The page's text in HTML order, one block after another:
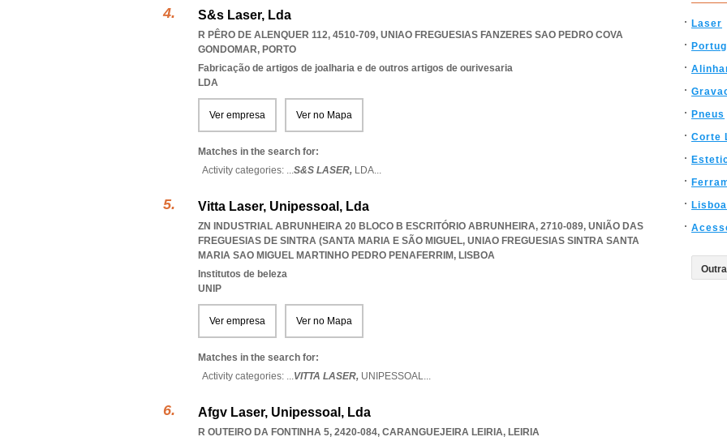
S&s Laser, Lda
R PÊRO DE ALENQUER 112, 4510-709, UNIAO FREGUESIAS FANZERES SAO PEDRO COVA
GONDOMAR, PORTO
Fabricação de artigos de joalharia e de outros artigos de ourivesaria
LDA
Ver empresa Ver no Mapa
Matches in the search for:
Activity categories: ...S&S LASER, LDA...
Vitta Laser, Unipessoal, Lda
ZN INDUSTRIAL ABRUNHEIRA 20 BLOCO B ESCRITÓRIO ABRUNHEIRA, 2710-089, UNIÃO DAS
FREGUESIAS DE SINTRA (SANTA MARIA E SÃO MIGUEL, UNIAO FREGUESIAS SINTRA SANTA
MARIA SAO MIGUEL MARTINHO PEDRO PENAFERRIM, LISBOA
Institutos de beleza
UNIP
Ver empresa Ver no Mapa
Matches in the search for:
Activity categories: ...VITTA LASER, UNIPESSOAL...
Afgv Laser, Unipessoal, Lda
R OUTEIRO DA FONTINHA 5, 2420-084, CARANGUEJEIRA LEIRIA, LEIRIA
Laser
Pneus
Corte
Lisboa